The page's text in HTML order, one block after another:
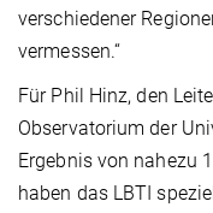
verschiedener
vermessen.“
Für Phil Hinz, den
Observatorium der
Ergebnis von nahezu
haben das LBTI